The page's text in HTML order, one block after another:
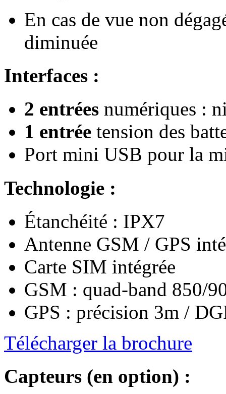
En cas de vue non
diminuée
Interfaces :
2 entrées numériques :
1 entrée tension des
Port mini USB pour la
Technologie :
Étanchéité : IPX7
Antenne GSM / GPS
Carte SIM intégrée
GSM : quad-band 850/
GPS : précision 3m /
Télécharger la brochure
Capteurs (en option) :